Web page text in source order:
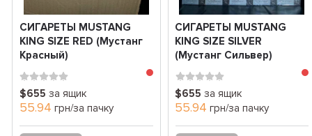
СИГАРЕТЫ MUSTANG
KING SIZE RED (Мустанг
Красный)
$655 за ящик
55.94 грн/за пачку
СИГАРЕТЫ MUSTANG
KING SIZE SILVER
(Мустанг Сильвер)
$655 за ящик
55.94 грн/за пачку